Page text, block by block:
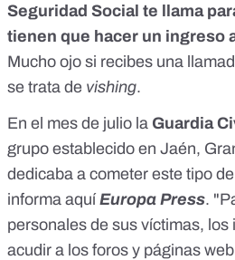
Seguridad Social te llama
tienen que hacer un ingreso
Mucho ojo si recibes una
se trata de vishing.
En el mes de julio la Guardia
grupo establecido en Jaén,
dedicaba a cometer este tipo
informa aquí Europa Press.
personales de sus víctimas, los
acudir a los foros y páginas